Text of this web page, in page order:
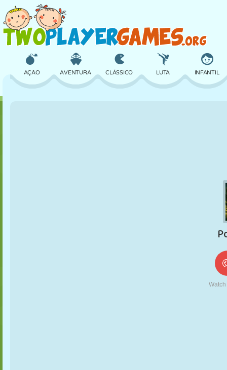
AÇÃO AVENTURA CLÁSSICO LUTA INFANTIL
VELHA